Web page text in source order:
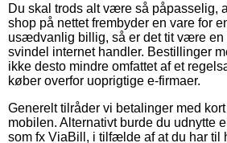
Du skal trods alt være så påpasselig,
shop på nettet frembyder en vare for
usædvanlig billig, så er det tit være en
svindel internet handler. Bestillinger
ikke desto mindre omfattet af et
køber overfor uoprigtige e-firmaer.
Generelt tilråder vi betalinger med
mobilen. Alternativt burde du udnytte
som fx ViaBill, i tilfælde af at du har til